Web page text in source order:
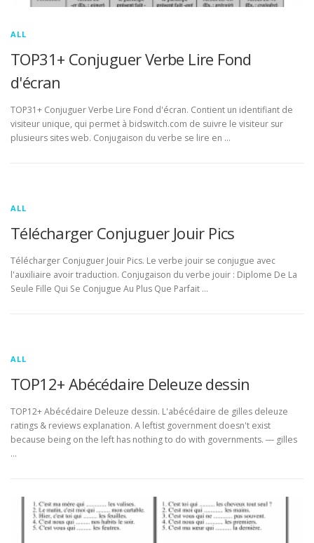
ALL
TOP31+ Conjuguer Verbe Lire Fond
d'écran
TOP31+ Conjuguer Verbe Lire Fond d'écran. Contient un identifiant de
visiteur unique, qui permet à bidswitch.com de suivre le visiteur sur
plusieurs sites web. Conjugaison du verbe se lire en …
ALL
Télécharger Conjuguer Jouir Pics
Télécharger Conjuguer Jouir Pics. Le verbe jouir se conjugue avec
l'auxiliaire avoir traduction. Conjugaison du verbe jouir : Diplome De La
Seule Fille Qui Se Conjugue Au Plus Que Parfait …
ALL
TOP12+ Abécédaire Deleuze dessin
TOP12+ Abécédaire Deleuze dessin. L'abécédaire de gilles deleuze
ratings & reviews explanation. A leftist government doesn't exist
because being on the left has nothing to do with governments. ― gilles
…